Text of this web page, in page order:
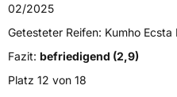
ZustandNeureifen
02/2025
Getesteter Reifen: Kumho Ecsta
Fazit: befriedigend (2,9)
Platz 12 von 18